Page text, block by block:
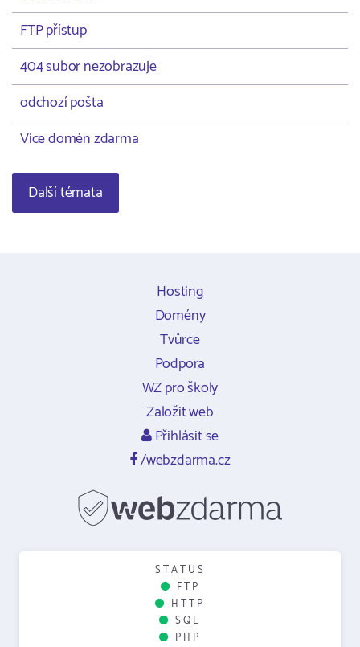
FTP přístup
404 subor nezobrazuje
odchozí pošta
Více domén zdarma
Další témata
Hosting
Domény
Tvůrce
Podpora
WZ pro školy
Založit web
Přihlásit se
/webzdarma.cz
STATUS
FTP
HTTP
SQL
PHP